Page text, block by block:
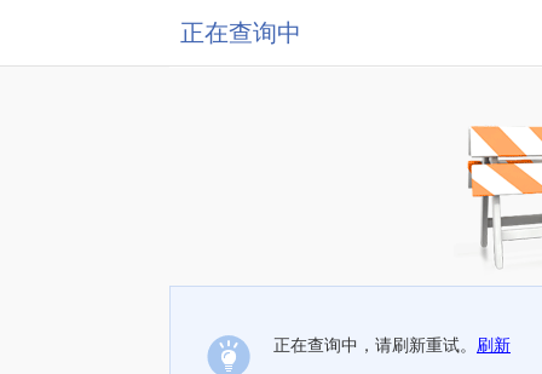
正在查询中
正在查询中，请刷新重试。 刷新